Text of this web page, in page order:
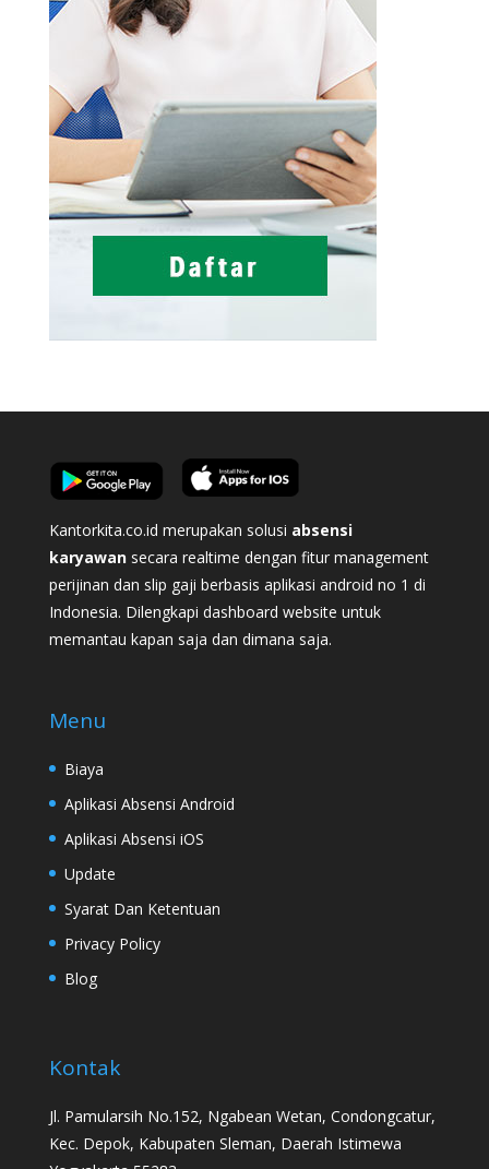
Kantorkita.co.id merupakan solusi absensi
karyawan secara realtime dengan fitur management
perijinan dan slip gaji berbasis aplikasi android no 1 di
Indonesia. Dilengkapi dashboard website untuk
memantau kapan saja dan dimana saja.
Menu
Biaya
Aplikasi Absensi Android
Aplikasi Absensi iOS
Update
Syarat Dan Ketentuan
Privacy Policy
Blog
Kontak
Jl. Pamularsih No.152, Ngabean Wetan, Condongcatur,
Kec. Depok, Kabupaten Sleman, Daerah Istimewa